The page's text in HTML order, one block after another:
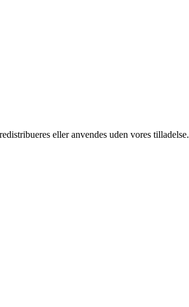
eller anvendes uden vores tilladelse.